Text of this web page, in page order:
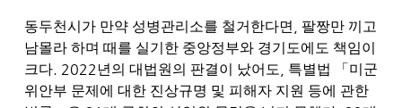
동두천시가 만약 성병관리소를 철거한다면
팔짱만 끼고
남몰라 하며 때를 실기한 중앙정부와 경기도에도 책임이
크다. 2022 년의 대법원의 판결이 났어도 특별법 「 미군
위안부 문제에 대한 진상규명 및 피해자 지원 등에 관한